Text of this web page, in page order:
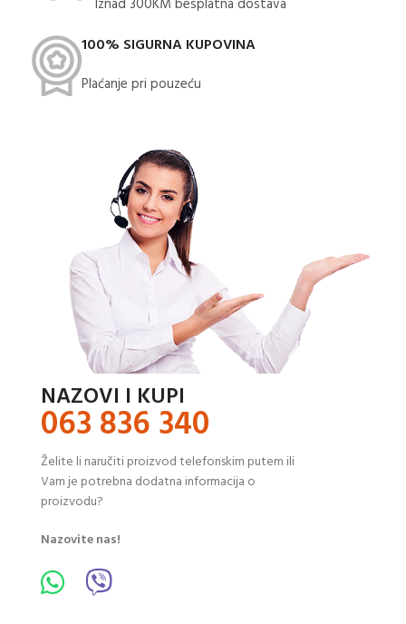
100% SIGURNA KUPOVINA
Plaćanje pri pouzeću
NAZOVI I KUPI
063 836 340
Želite li naručiti proizvod telefonskim putem ili
Vam je potrebna dodatna informacija o
proizvodu?
Nazovite nas!